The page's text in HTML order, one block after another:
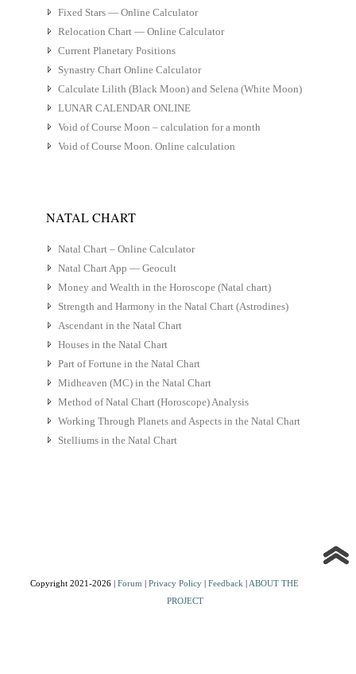
Fixed Stars — Online Calculator
Relocation Chart — Online Calculator
Current Planetary Positions
Synastry Chart Online Calculator
Calculate Lilith (Black Moon) and Selena (White Moon)
LUNAR CALENDAR ONLINE
Void of Course Moon – calculation for a month
Void of Course Moon. Online calculation
NATAL CHART
Natal Chart – Online Calculator
Natal Chart App — Geocult
Money and Wealth in the Horoscope (Natal chart)
Strength and Harmony in the Natal Chart (Astrodines)
Ascendant in the Natal Chart
Houses in the Natal Chart
Part of Fortune in the Natal Chart
Midheaven (MC) in the Natal Chart
Method of Natal Chart (Horoscope) Analysis
Working Through Planets and Aspects in the Natal Chart
Stelliums in the Natal Chart
Copyright 2021-2026 | Forum | Privacy Policy| Feedback | ABOUT THE
PROJECT